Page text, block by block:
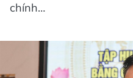
chính…